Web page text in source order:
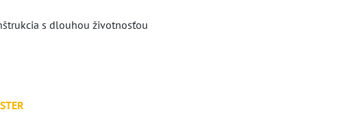
s dlouhou životnosťou